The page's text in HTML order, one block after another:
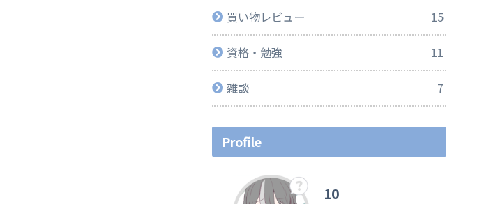
買い物レビュー 15
資格・勉強 11
雑談 7
Profile
10